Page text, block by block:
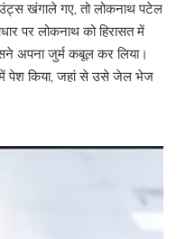
खंगाले गए, तो लोकनाथ पटेल
पर लोकनाथ को हिरासत में
अपना जुर्म कबूल कर लिया।
में पेश किया, जहां से उसे जेल भेज